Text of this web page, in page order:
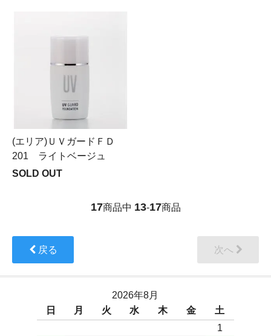
(エリア)ＵＶガードＦＤ
201 ライトベージュ
SOLD OUT
17商品中 13-17商品
戻る 次へ
2026年8月
日
月 火 水 木 金
土
1